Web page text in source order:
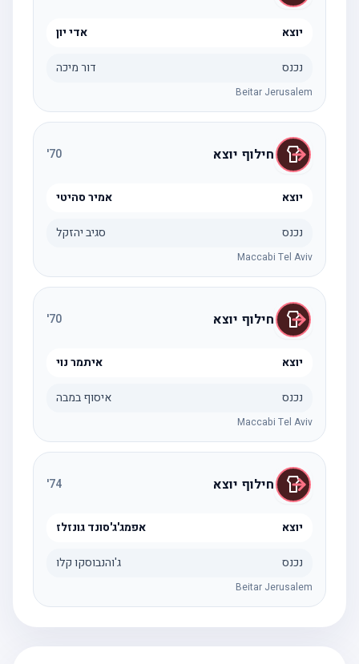
יוצא אדי יון
נכנס דור מיכה
Beitar Jerusalem
חילוף יוצא 70
'
יוצא אמיר סהיטי
נכנס סגיב יהזקל
Maccabi Tel Aviv
חילוף יוצא 70
'
יוצא איתמר נוי
נכנס איסוף במבה
Maccabi Tel Aviv
חילוף יוצא 74
'
יוצא אפמג'ג'סונד גונזלז
נכנס ג'והנבוסקו קלו
Beitar Jerusalem